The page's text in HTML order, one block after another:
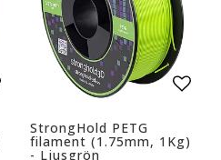
StrongHold PETG
filament (1.75mm, 1Kg)
- Ljusgrön